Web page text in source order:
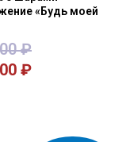
«Будь моей
₽
₽